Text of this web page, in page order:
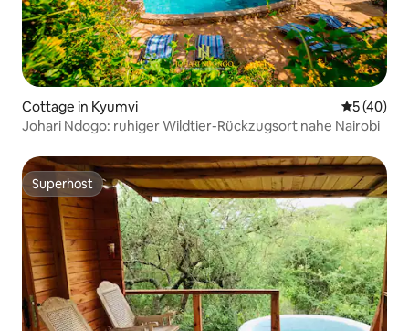
Cottage in Kyumvi
5 (40)
Johari Ndogo: ruhiger Wildtier-Rückzugsort nahe Nairobi
Superhost
Superhost